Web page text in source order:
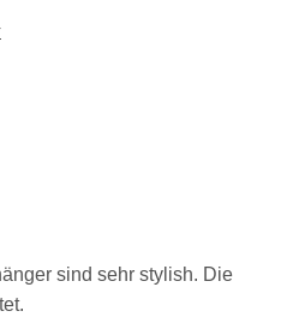
sind sehr stylish. Die